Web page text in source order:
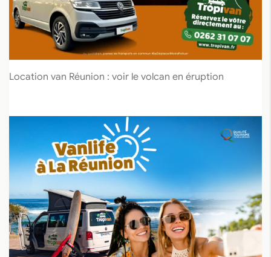
Location van Réunion : voir le volcan en éruption